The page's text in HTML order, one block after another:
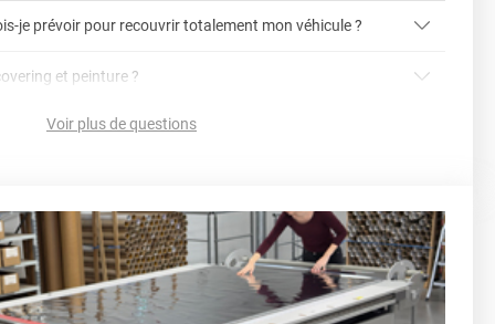
en cliquant ici
covering 3D
je prévoir pour recouvrir totalement mon véhicule ?
par le toit.)
3.
conseillers commerciaux
et peinture ?
à tout moment
cher
?Voir plus de questions